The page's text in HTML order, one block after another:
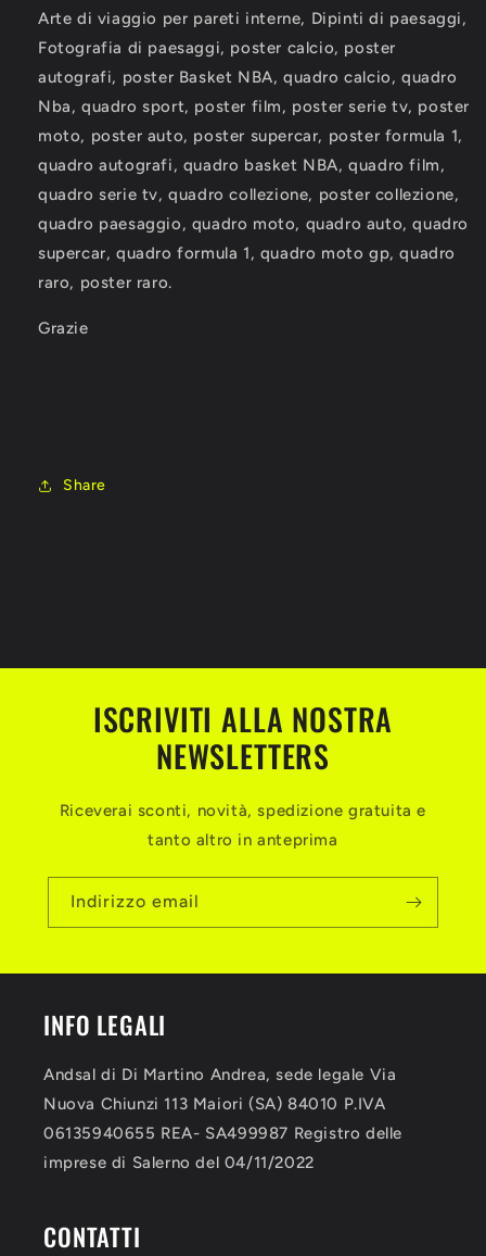
Arte di viaggio per pareti interne, Dipinti di paesaggi,
Fotografia di paesaggi, poster calcio, poster
autografi, poster Basket NBA, quadro calcio, quadro
Nba, quadro sport, poster film, poster serie tv, poster
moto, poster auto, poster supercar, poster formula 1,
quadro autografi, quadro basket NBA, quadro film,
quadro serie tv, quadro collezione, poster collezione,
quadro paesaggio, quadro moto, quadro auto, quadro
supercar, quadro formula 1, quadro moto gp, quadro
raro, poster raro.
Grazie
Share
ISCRIVITI ALLA NOSTRA
NEWSLETTERS
Riceverai sconti, novità, spedizione gratuita e
tanto altro in anteprima
Indirizzo email
INFO LEGALI
Andsal di Di Martino Andrea, sede legale Via
Nuova Chiunzi 113 Maiori (SA) 84010 P.IVA
06135940655 REA- SA499987 Registro delle
imprese di Salerno del 04/11/2022
CONTATTI